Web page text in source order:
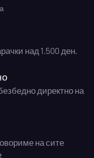
над 1.500 ден.
директно на
на сите